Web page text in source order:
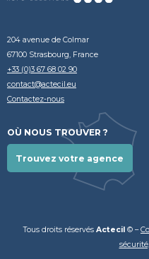
204 avenue de Colmar
67100 Strasbourg, France
+33 (0)3 67 68 02 90
contact@actecil.eu
Contactez-nous
OÙ NOUS TROUVER ?
Trouvez votre agence
Tous droits réservés Actecil © –